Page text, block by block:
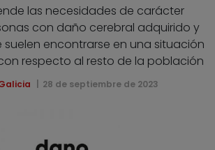
las necesidades de carácter
con daño cerebral adquirido y
suelen encontrarse en una situación
respecto al resto de la población
28 de septiembre de 2023